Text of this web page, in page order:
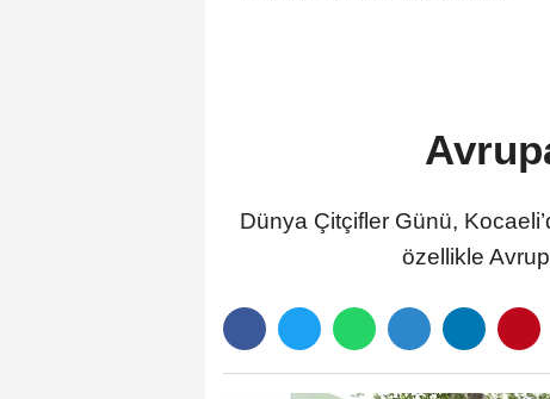
Dünya Çitçifler Günü,
özellikle